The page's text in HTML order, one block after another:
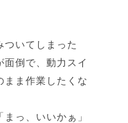
ついてしまった
倒で、動力スイ
まま作業したくな
っ、いいかぁ」